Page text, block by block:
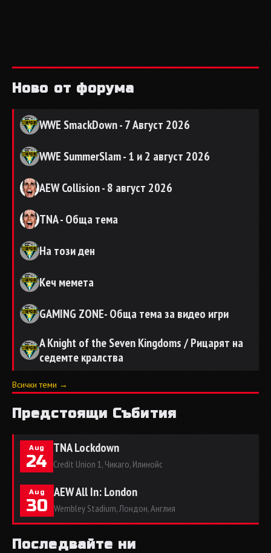
Ново от форума
WWE SmackDown - 7 Август 2026
WWE SummerSlam - 1 и 2 август 2026
AEW Collision - 8 август 2026
TNA - Обща тема
На този ден
Кеч мемета
GAMING ZONE- Обща тема за видео игри
A Knight of the Seven Kingdoms / Рицарят на
седемте кралства
Всички теми →
Предстоящи Събития
Aug
24
TNA Lockdown
Credit Union 1, Чикаго, Илинойс
Aug
30
AEW All In: London
Wembley Stadium, Лондон, Англия
Последвайте ни